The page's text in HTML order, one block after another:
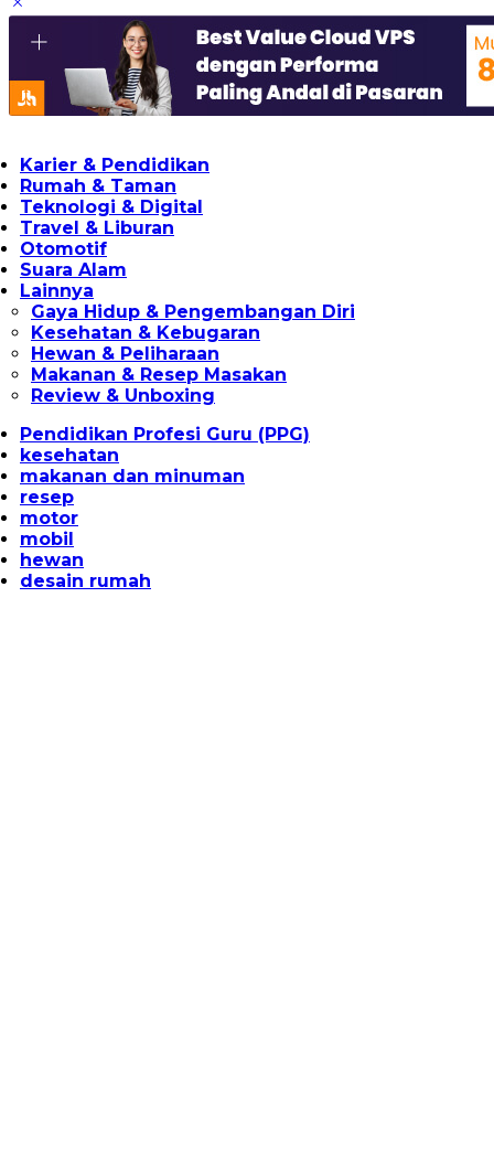
Karier & Pendidikan
Rumah & Taman
Teknologi & Digital
Travel & Liburan
Otomotif
Suara Alam
Lainnya
Gaya Hidup & Pengembangan Diri
Kesehatan & Kebugaran
Hewan & Peliharaan
Makanan & Resep Masakan
Review & Unboxing
Pendidikan Profesi Guru (PPG)
kesehatan
makanan dan minuman
resep
motor
mobil
hewan
desain rumah